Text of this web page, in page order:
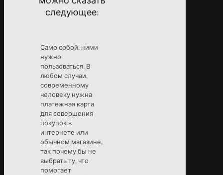
следующее:
Само собой, ними
нужно
пользоваться. В
любом случаи,
современному
человеку нужна
платежная карта
для совершения
покупок в
интернете или
обычном магазине,
так почему бы не
выбрать ту, что
помогает